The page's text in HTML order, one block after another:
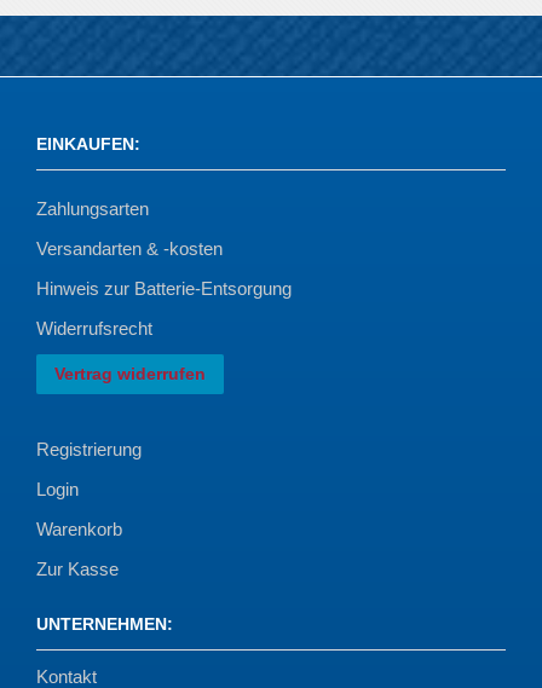
EINKAUFEN:
Zahlungsarten
Versandarten & -kosten
Hinweis zur Batterie-Entsorgung
Widerrufsrecht
Vertrag widerrufen
Registrierung
Login
Warenkorb
Zur Kasse
UNTERNEHMEN:
Kontakt